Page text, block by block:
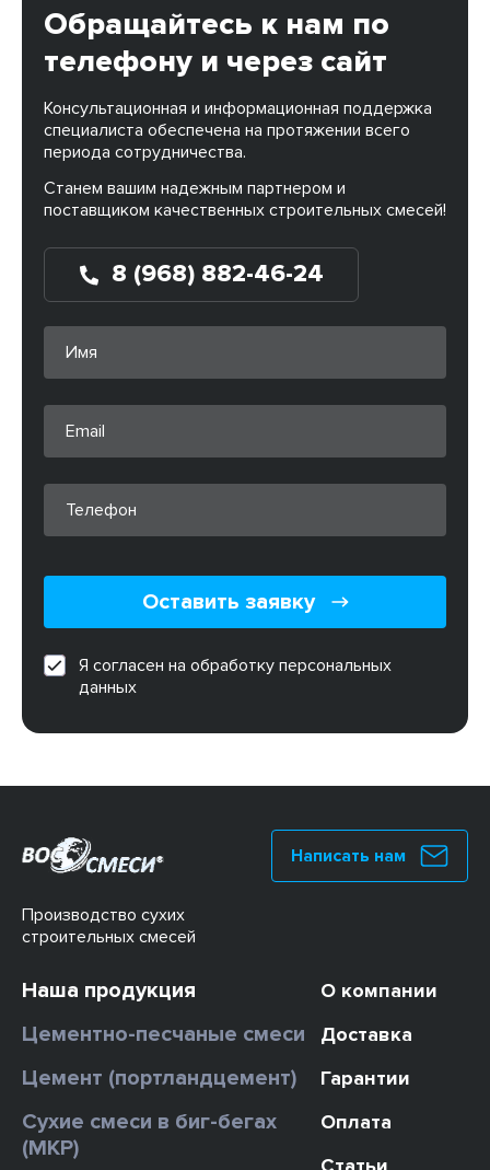
Обращайтесь к нам по
телефону и через сайт
Консультационная и информационная поддержка
специалиста обеспечена на протяжении всего
периода сотрудничества.
Станем вашим надежным партнером и
поставщиком качественных строительных смесей!
8 (968) 882-46-24
Оставить заявку
Я согласен на обработку персональных
данных
Производство сухих
строительных смесей
Написать нам
Наша продукция
Цементно-песчаные смеси
Цемент (портландцемент)
Сухие смеси в биг-бегах
(МКР)
О компании
Доставка
Гарантии
Оплата